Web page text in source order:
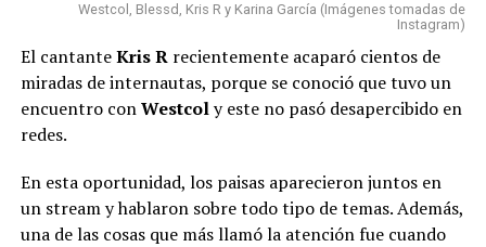
Westcol, Blessd, Kris R y Karina García (Imágenes tomadas de
Instagram)
El cantanteKris Rrecientemente acaparó cientos de
miradas de internautas, porque se conoció que tuvo un
encuentro conWestcoly este no pasó desapercibido en
redes.
En esta oportunidad, los paisas aparecieron juntos en
un stream y hablaron sobre todo tipo de temas. Además,
una de las cosas que más llamó la atención fue cuando